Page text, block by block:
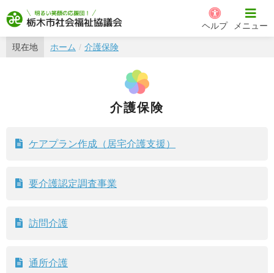
栃木市社会福祉協議会
ヘルプ メニュー
現在地 ホーム 介護保険
介護保険
ケアプラン作成（居宅介護支援）
要介護認定調査事業
訪問介護
通所介護